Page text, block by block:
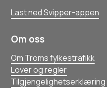
Last ned Svipper-appen
Om oss
Om Troms fylkestrafikk
Lover og regler
Tilgjengelighetserklæring